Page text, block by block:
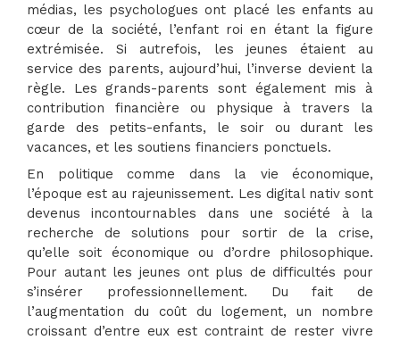
médias, les psychologues ont placé les enfants au
cœur de la société, l’enfant roi en étant la figure
extrémisée. Si autrefois, les jeunes étaient au
service des parents, aujourd’hui, l’inverse devient la
règle. Les grands-parents sont également mis à
contribution financière ou physique à travers la
garde des petits-enfants, le soir ou durant les
vacances, et les soutiens financiers ponctuels.
En politique comme dans la vie économique,
l’époque est au rajeunissement. Les digital nativ sont
devenus incontournables dans une société à la
recherche de solutions pour sortir de la crise,
qu’elle soit économique ou d’ordre philosophique.
Pour autant les jeunes ont plus de difficultés pour
s’insérer professionnellement. Du fait de
l’augmentation du coût du logement, un nombre
croissant d’entre eux est contraint de rester vivre